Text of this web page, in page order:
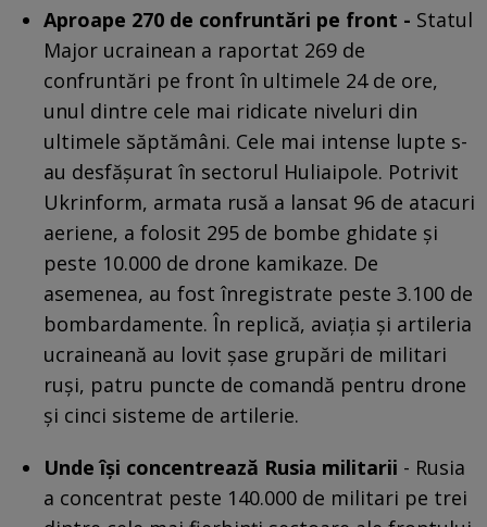
Aproape 270 de confruntări pe front - Statul
Major ucrainean a raportat 269 de
confruntări pe front în ultimele 24 de ore,
unul dintre cele mai ridicate niveluri din
ultimele săptămâni. Cele mai intense lupte s-
au desfășurat în sectorul Huliaipole. Potrivit
Ukrinform, armata rusă a lansat 96 de atacuri
aeriene, a folosit 295 de bombe ghidate și
peste 10.000 de drone kamikaze. De
asemenea, au fost înregistrate peste 3.100 de
bombardamente. În replică, aviația și artileria
ucraineană au lovit șase grupări de militari
ruși, patru puncte de comandă pentru drone
și cinci sisteme de artilerie.
Unde își concentrează Rusia militarii - Rusia
a concentrat peste 140.000 de militari pe trei